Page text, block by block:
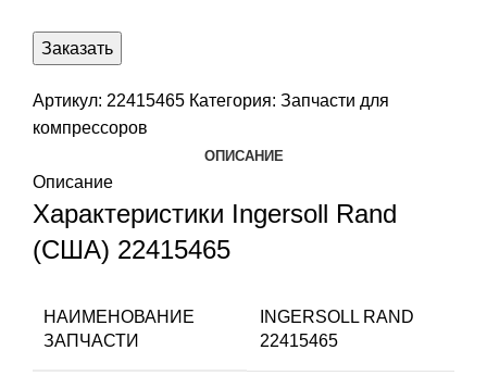
Заказать
Артикул: 22415465 Категория: Запчасти для
компрессоров
ОПИСАНИЕ
Описание
Характеристики Ingersoll Rand
(США) 22415465
НАИМЕНОВАНИЕ
ЗАПЧАСТИ
INGERSOLL RAND
22415465